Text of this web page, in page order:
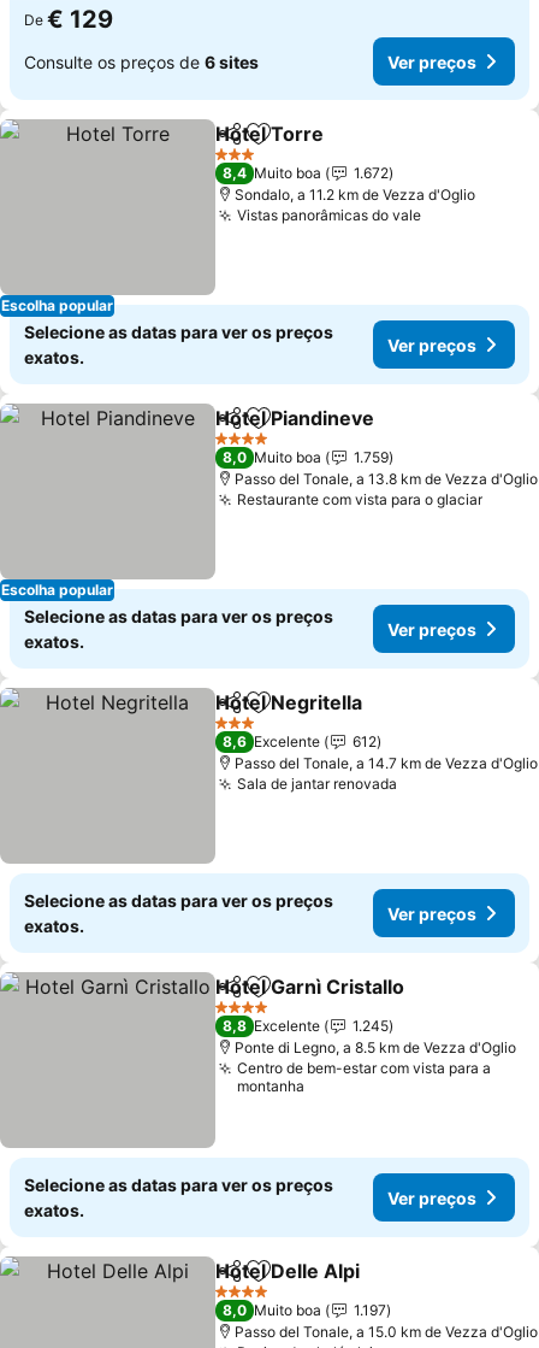
De € 129
Consulte os preços de 6 sites Ver preços
Escolha popular
PartilharAdicionar aos favoritos
Hotel Torre
3 Estrelas
8,4 Muito boa
1.672
Sondalo, a 11.2 km de Vezza d'Oglio
Vistas panorâmicas do vale
Selecione as datas para ver os preços
exatos.
Ver preços
Escolha popular
PartilharAdicionar aos favoritos
Hotel Piandineve
4 Estrelas
8,0 Muito boa
1.759
Passo del Tonale, a 13.8 km de Vezza d'Oglio
Restaurante com vista para o glaciar
Selecione as datas para ver os preços
exatos.
Ver preços
PartilharAdicionar aos favoritos
Hotel Negritella
3 Estrelas
8,6 Excelente
612
Passo del Tonale, a 14.7 km de Vezza d'Oglio
Sala de jantar renovada
Selecione as datas para ver os preços
exatos.
Ver preços
PartilharAdicionar aos favoritos
Hotel Garnì Cristallo
4 Estrelas
8,8 Excelente
1.245
Ponte di Legno, a 8.5 km de Vezza d'Oglio
Centro de bem-estar com vista para a
montanha
Selecione as datas para ver os preços
exatos.
Ver preços
PartilharAdicionar aos favoritos
Hotel Delle Alpi
4 Estrelas
8,0 Muito boa
1.197
Passo del Tonale, a 15.0 km de Vezza d'Oglio